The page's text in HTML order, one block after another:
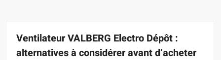
Ventilateur VALBERG Electro Dépôt :
alternatives à considérer avant d’acheter